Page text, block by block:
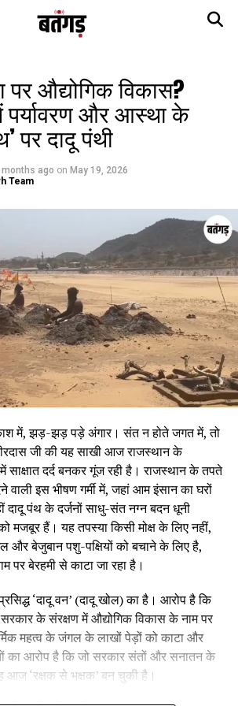
पर औद्योगिक विकास?
पर्यावरण और आस्था के
पर दादू पंथी
months ago on May 19, 2026
Team
में, झड़-झड़ पड़े अंगार। संत न होते जगत में, तो
जी की यह साखी आज राजस्थान के
साक्षात दर्द बनकर गूंज रही है। राजस्थान के तपते
इस भीषण गर्मी में, जहां आम इंसान का घरों
दादू पंथ के दर्जनों साधु-संत नग्न बदन धूनी
मजबूर हैं। यह तपस्या किसी मोक्ष के लिए नहीं,
और बेजुबान पशु-पक्षियों को बचाने के लिए है,
बेरहमी से काटा जा रहा है।
‘दादू वन’ (दादू खोल) का है। आरोप है कि
सरकार के संरक्षण में औद्योगिक विकास के नाम पर
महत्व के जंगल के लाखों पेड़ों को काटा और
का आरोप है कि जो सरकार संतों और सनातन के
आज ‘रक्षक से भक्षक’ बन चुकी है।